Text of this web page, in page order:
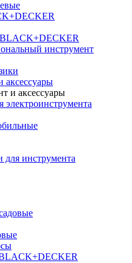
инструмент
аксессуары
и аксессуары
электроинструмента
инструмента